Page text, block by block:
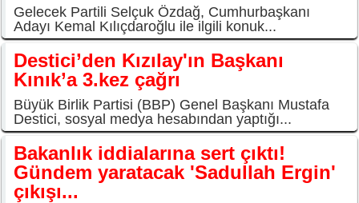
Gelecek Partili Selçuk Özdağ, Cumhurbaşkanı
Adayı Kemal Kılıçdaroğlu ile ilgili konuk...
Destici’den Kızılay'ın Başkanı
Kınık’a 3.kez çağrı
Büyük Birlik Partisi (BBP) Genel Başkanı Mustafa
Destici, sosyal medya hesabından yaptığı...
Bakanlık iddialarına sert çıktı!
Gündem yaratacak 'Sadullah Ergin'
çıkışı...